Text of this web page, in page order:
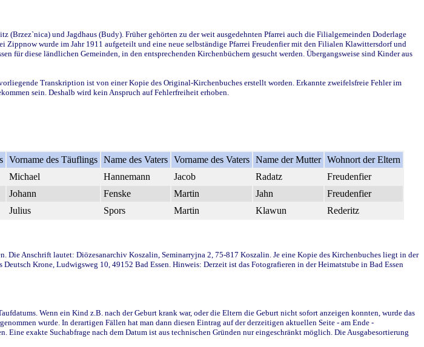
und Jagdhaus (Budy). Früher gehörten zu der weit ausgedehnten Pfarrei auch die Filialgemeinden Doderlage
wurde im Jahr 1911 aufgeteilt und eine neue selbständige Pfarrei Freudenfier mit den Filialen Klawittersdorf und
diese ländlichen Gemeinden, in den entsprechenden Kirchenbüchern gesucht werden. Übergangsweise sind Kinder aus
Transkription ist von einer Kopie des Original-Kirchenbuches erstellt worden. Erkannte zweifelsfreie Fehler im
sein. Deshalb wird kein Anspruch auf Fehlerfreiheit erhoben.
Vorname des Täuflings Name des Vaters Vorname des Vaters Name der Mutter Wohnort der Eltern
Michael Hannemann Jacob Radatz
Freudenfier
Johann Fenske Martin Jahn
Freudenfier
Julius Spors Martin Klawun Rederitz
Anschrift lautet: Diözesanarchiv Koszalin, Seminarryjna 2, 75-817 Koszalin. Je eine Kopie des Kirchenbuches liegt in der
Krone, Ludwigsweg 10, 49152 Bad Essen. Hinweis: Derzeit ist das Fotografieren in der Heimatstube in Bad Essen
Wenn ein Kind z.B. nach der Geburt krank war, oder die Eltern die Geburt nicht sofort anzeigen konnten, wurde das
wurde. In derartigen Fällen hat man dann diesen Eintrag auf der derzeitigen aktuellen Seite - am Ende -
exakte Suchabfrage nach dem Datum ist aus technischen Gründen nur eingeschränkt möglich. Die Ausgabesortierung